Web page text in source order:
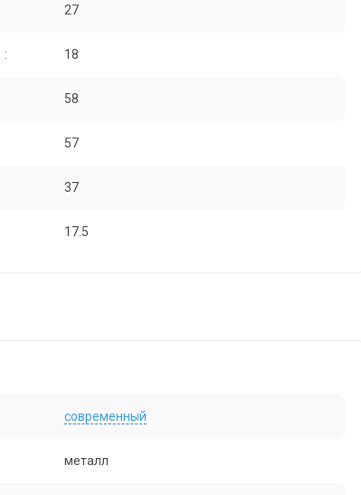
27
: 18
58
57
37
17.5
современный
металл